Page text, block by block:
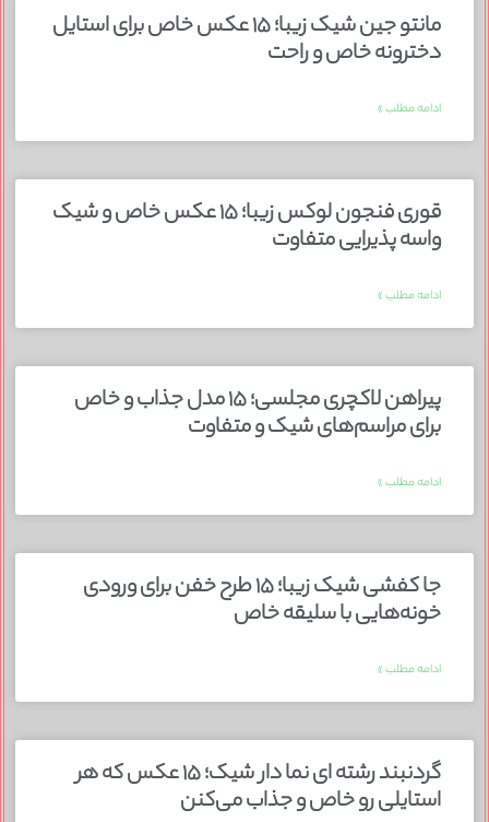
مانتو جین شیک زیبا؛ ۱۵ عکس خاص برای استایل
دخترونه خاص و راحت
ادامه مطلب »
قوری فنجون لوکس زیبا؛ ۱۵ عکس خاص و شیک
واسه پذیرایی متفاوت
ادامه مطلب »
پیراهن لاکچری مجلسی؛ ۱۵ مدل جذاب و خاص
برای مراسم‌های شیک و متفاوت
ادامه مطلب »
جا کفشی شیک زیبا؛ ۱۵ طرح خفن برای ورودی
خونه‌هایی با سلیقه خاص
ادامه مطلب »
گردنبند رشته ای نما دار شیک؛ ۱۵ عکس که هر
استایلی رو خاص و جذاب می‌کنن